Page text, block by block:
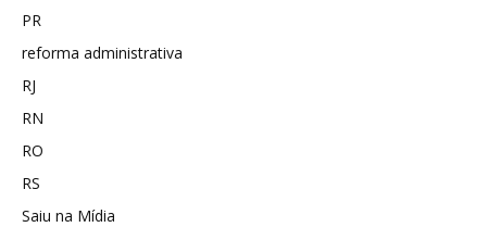
PR
reforma administrativa
RJ
RN
RO
RS
Saiu na Mídia